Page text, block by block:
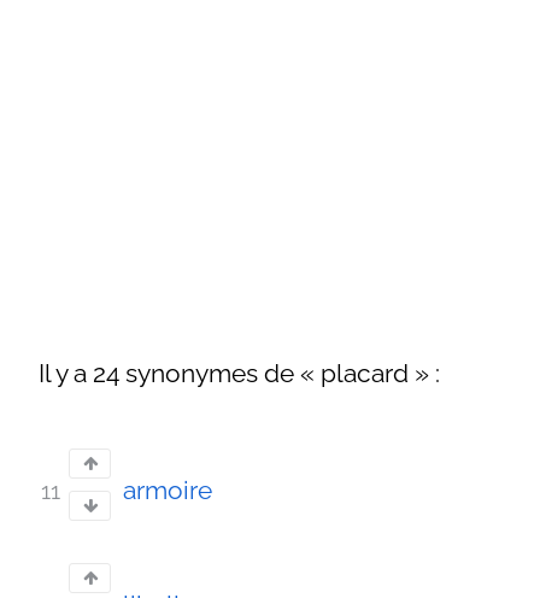
Il y a 24 synonymes de « placard » :
11 armoire